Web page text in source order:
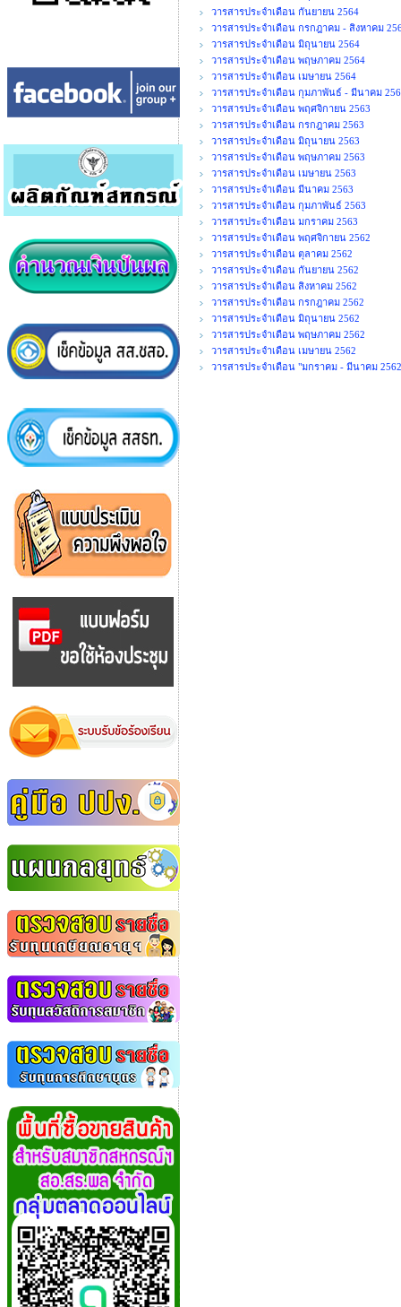
วารสารประจำเดือน กันยายน 2564
วารสารประจำเดือน กรกฎาคม - สิงหาคม
วารสารประจำเดือน มิถุนายน 2564
วารสารประจำเดือน พฤษภาคม 2564
วารสารประจำเดือน เมษายน 2564
วารสารประจำเดือน กุมภาพันธ์ - มีนาคม
วารสารประจำเดือน พฤศจิกายน 2563
วารสารประจำเดือน กรกฎาคม 2563
วารสารประจำเดือน มิถุนายน 2563
วารสารประจำเดือน พฤษภาคม 2563
วารสารประจำเดือน เมษายน 2563
วารสารประจำเดือน มีนาคม 2563
วารสารประจำเดือน กุมภาพันธ์ 2563
วารสารประจำเดือน มกราคม 2563
วารสารประจำเดือน พฤศจิกายน 2562
วารสารประจำเดือน ตุลาคม 2562
วารสารประจำเดือน กันยายน 2562
วารสารประจำเดือน สิงหาคม 2562
วารสารประจำเดือน กรกฎาคม 2562
วารสารประจำเดือน มิถุนายน 2562
วารสารประจำเดือน พฤษภาคม 2562
วารสารประจำเดือน เมษายน 2562
วารสารประจำเดือน "มกราคม - มีนาคม